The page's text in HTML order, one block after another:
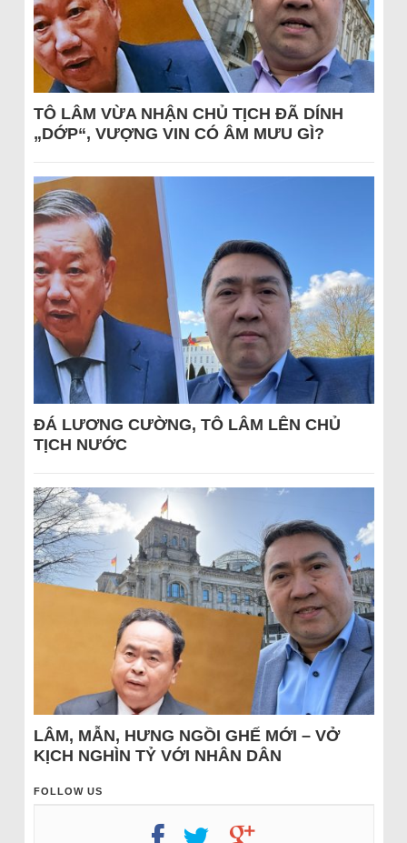
TÔ LÂM VỪA NHẬN CHỦ TỊCH ĐÃ DÍNH
„DỚP“, VƯỢNG VIN CÓ ÂM MƯU GÌ?
ĐÁ LƯƠNG CƯỜNG, TÔ LÂM LÊN CHỦ
TỊCH NƯỚC
LÂM, MẪN, HƯNG NGỒI GHẾ MỚI – VỞ
KỊCH NGHÌN TỶ VỚI NHÂN DÂN
FOLLOW US